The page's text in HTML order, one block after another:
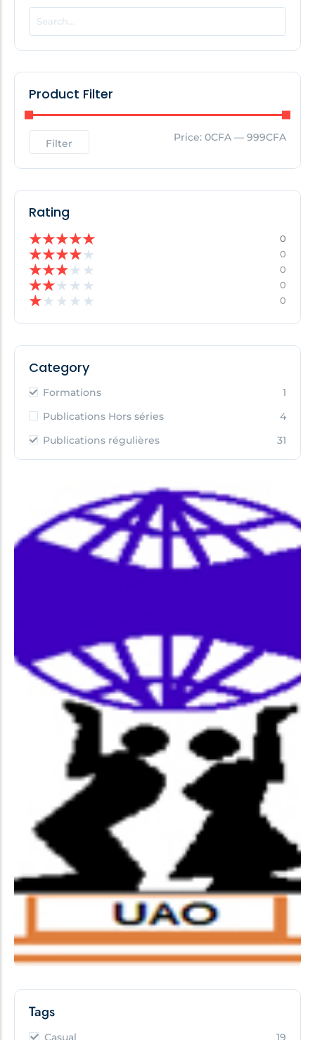
POPULAR THIS WEEK
No Posts Found!
No Posts Found!
Product Filter
Filter Price: 0CFA — 999CFA
Rating
★★★★★ 0
★★★★★ 0
★★★★ ★ 0
★★★ ★ ★ 0
★★ ★ ★ ★ 0
Category
Formations
1
Publications Hors séries
4
Publications régulières
31
Tags
Casual
19